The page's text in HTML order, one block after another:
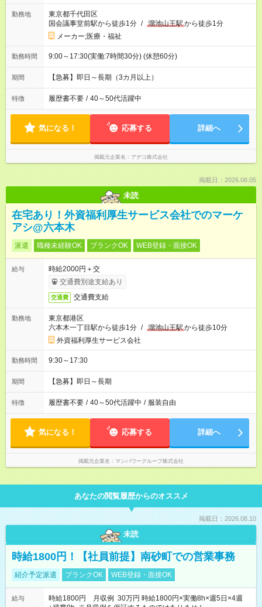
勤務地
東京都千代田区
国会議事堂前駅から徒歩1分 / 溜池山王駅から徒歩1分
メーカー;医療・福祉
勤務時間 9:00～17:30(実働:7時間30分) (休憩60分)
期間 【急募】即日～長期（3カ月以上）
特徴 履歴書不要 / 40～50代活躍中
気になる！ 応募する 詳細へ
掲載元企業名 アデコ株式会社
掲載日：2026.08.05
未読
在宅あり！外資福利厚生サービス会社でのマーケ
アシ@六本木
派遣 職種未経験OK ブランクOK WEB登録・面接OK
給与
時給2000円＋交
交通費別途支給あり
交通費 交通費支給
勤務地
東京都港区
六本木一丁目駅から徒歩1分 / 溜池山王駅から徒歩10分
外資福利厚生サービス会社
勤務時間 9:30～17:30
期間 【急募】即日～長期
特徴 履歴書不要 / 40～50代活躍中 / 服装自由
気になる！ 応募する 詳細へ
掲載元企業名 マンパワーグループ株式会社
あなたの閲覧履歴からのオススメ
掲載日：2026.08.10
未読
時給1800円！【社員前提】南砂町での営業事務
紹介予定派遣 ブランクOK WEB登録・面接OK
給与
時給1800円 月収例 30万円 時給1800円×実働8h×週5日×4週